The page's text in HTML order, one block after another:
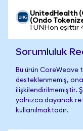
UnitedHealth
(Ondo
1 UNHon eşittir
Sorumluluk
Bu ürün CoreWeave
desteklenmemiş,
ilişkilendirilmemiştir.
yalnızca dayanak
kullanılmaktadır.